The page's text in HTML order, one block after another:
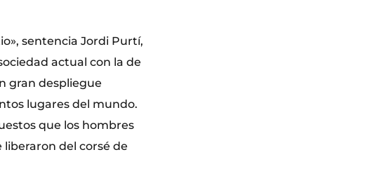
sentencia Jordi Purtí,
actual con la de
gran despliegue
lugares del mundo.
que los hombres
del corsé de